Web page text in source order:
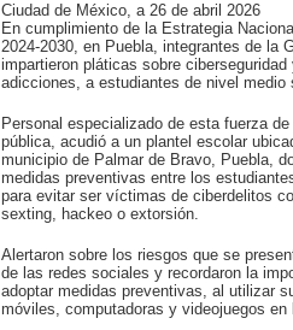
Ciudad de México, a 26 de abril 2026
En cumplimiento de la Estrategia
2024-2030, en Puebla, integrantes de la
impartieron pláticas sobre
adicciones, a estudiantes de nivel medio
Personal especializado de esta fuerza de
pública, acudió a un plantel escolar
municipio de Palmar de Bravo, Puebla,
medidas preventivas entre los
para evitar ser víctimas de ciberdelitos
sexting, hackeo o extorsión.
Alertaron sobre los riesgos que se
de las redes sociales y recordaron la
adoptar medidas preventivas, al utilizar
móviles, computadoras y videojuegos en